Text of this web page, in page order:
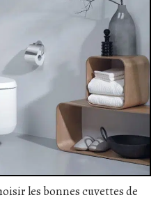
les bonnes cuvettes de